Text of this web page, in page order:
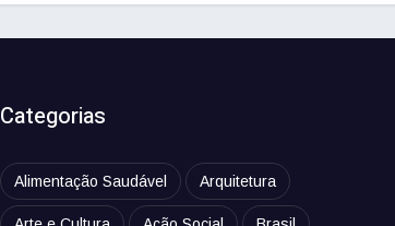
Categorias
Alimentação Saudável Arquitetura